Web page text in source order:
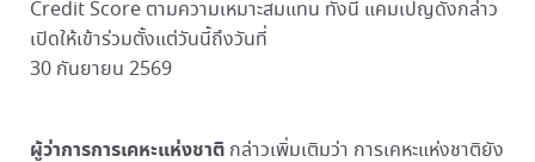
Credit Score ตามความเหมาะสมแทน ทั้งนี้ แคมเปญดังกล่าว
เปิดให้เข้าร่วมตั้งแต่วันนี้ถึงวันที่
30 กันยายน 2569
ผู้ว่าการการเคหะแห่งชาติกล่าวเพิ่มเติมว่า การเคหะแห่งชาติยัง